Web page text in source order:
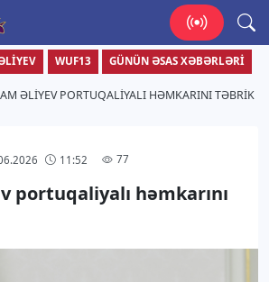
bizimlə yaşa!
WUF13 GÜNÜN ƏSAS XƏBƏRLƏRI
ƏLIYEV PORTUQALIYALI HƏMKARINI TƏBRIK
11:52 77
portuqaliyalı həmkarını